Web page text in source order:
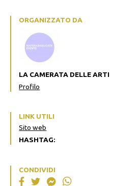
ORGANIZZATO DA
LA CAMERATA DELLE ARTI
Profilo
LINK UTILI
Sito web
HASHTAG:
CONDIVIDI